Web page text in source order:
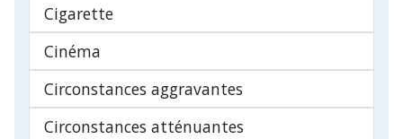
Cigarette
Cinéma
Circonstances aggravantes
Circonstances atténuantes